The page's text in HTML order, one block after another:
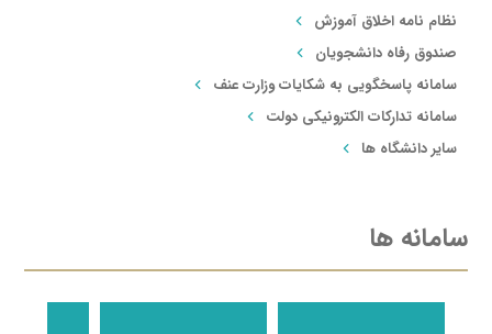
نظام نامه اخلاق آموزش
صندوق رفاه دانشجویان
سامانه پاسخگویی به شکایات وزارت عنف
سامانه تدارکات الکترونیکی دولت
سایر دانشگاه ها
سامانه ها